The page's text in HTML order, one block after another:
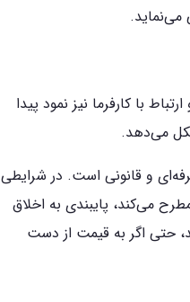
با کارفرما نیز نمود پیدا
می‌دهد.
و قانونی است. در شرایطی
می‌کند، پایبندی به اخلاق
حتی اگر به قیمت از دست